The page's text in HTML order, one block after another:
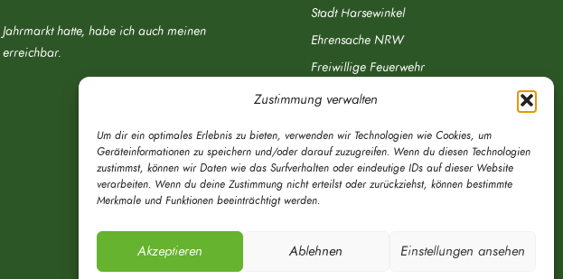
Zustimmung verwalten
Um dir ein optimales Erlebnis zu bieten, verwenden wir Technologien wie Cookies, um
Geräteinformationen zu speichern und/oder darauf zuzugreifen. Wenn du diesen Technologien
zustimmst, können wir Daten wie das Surfverhalten oder eindeutige IDs auf dieser Website
verarbeiten. Wenn du deine Zustimmung nicht erteilst oder zurückziehst, können bestimmte
Merkmale und Funktionen beeinträchtigt werden.
Akzeptieren Ablehnen Einstellungen ansehen
hatte, habe ich auch meinen
Stadt Harsewinkel
Ehrensache NRW
Freiwillige Feuerwehr
Aponet.de
Greffen.de
Verkehrsverein Harsewinkel e. V.
DRK Ortsverein Harsewinkel e. V.